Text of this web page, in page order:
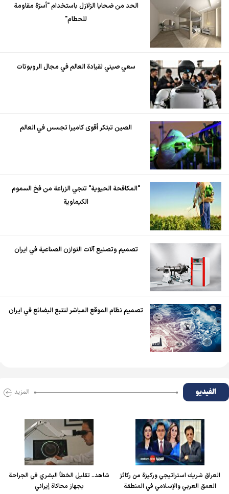
الحد من ضحايا الزلازل باستخدام "أسرّة مقاومة
للحطام"
سعي صيني لقيادة العالم في مجال الروبوتات
الصين تبتكر أقوى كاميرا تجسس في العالم
"المكافحة الحيوية" تنجي الزراعة من فخ السموم
الكيماوية
تصميم وتصنيع آلات التوازن الصناعية في ايران
تصميم نظام الموقع المباشر لتتبع البضائع في ايران
الفیدیو المزید
العراق شريك استراتيجي وركيزة من ركائز
العمق العربي والإسلامي في المنطقة
شاهد.. تقليل الخطأ البشري في الجراحة
بجهاز محاكاة إيراني